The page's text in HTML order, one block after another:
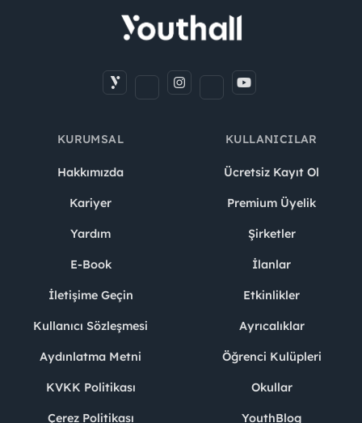
KURUMSAL
Hakkımızda
Kariyer
Yardım
E-Book
İletişime Geçin
Kullanıcı Sözleşmesi
Aydınlatma Metni
KVKK Politikası
Çerez Politikası
KULLANICILAR
Ücretsiz Kayıt Ol
Premium Üyelik
Şirketler
İlanlar
Etkinlikler
Ayrıcalıklar
Öğrenci Kulüpleri
Okullar
YouthBlog